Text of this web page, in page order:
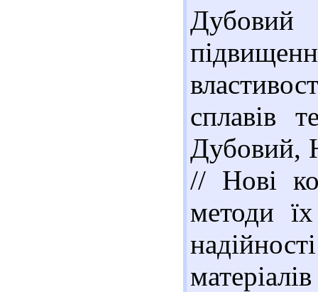
сплавів
Дубовий,
// Нові
методи